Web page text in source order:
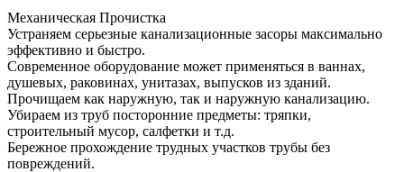
Механическая Прочистка
Устраняем серьезные канализационные засоры максимально
эффективно и быстро.
Современное оборудование может применяться в ваннах,
душевых, раковинах, унитазах, выпусков из зданий.
Прочищаем как наружную, так и наружную канализацию.
Убираем из труб посторонние предметы: тряпки,
строительный мусор, салфетки и т.д.
Бережное прохождение трудных участков трубы без
повреждений.